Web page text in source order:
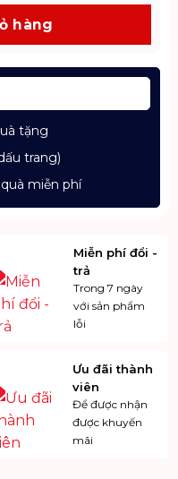
hàng
tặng
trang)
miễn phí
Miễn phí đổi -
trả
Trong 7 ngày
với sản phẩm
lỗi
Ưu đãi thành
viên
Để được nhận
được khuyến
mãi